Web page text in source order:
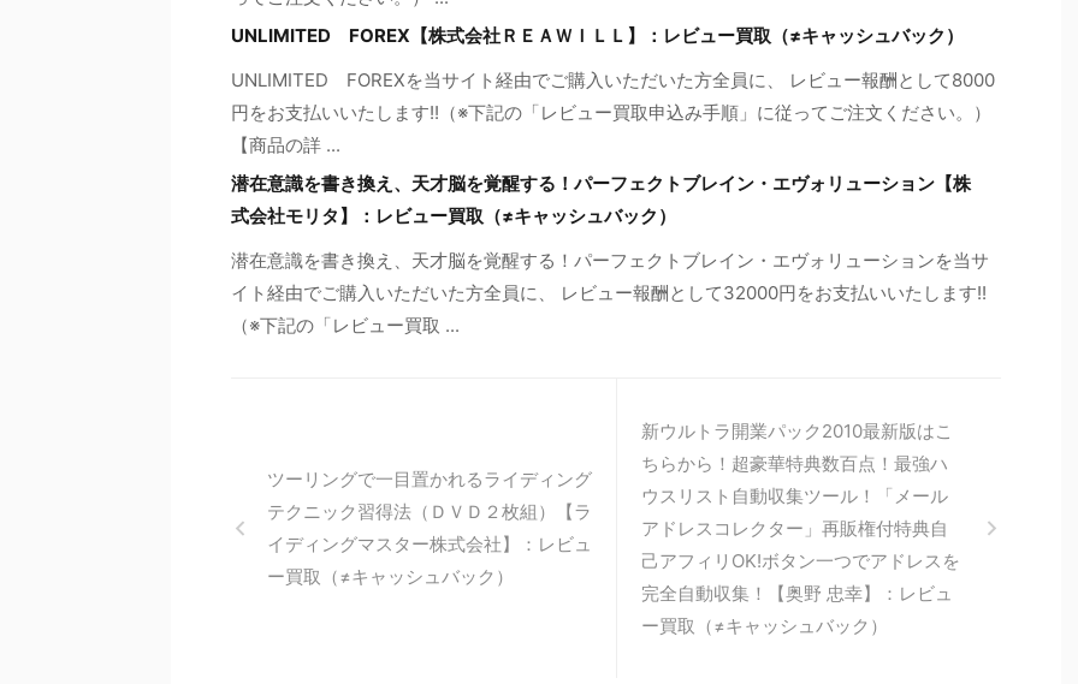
UNLIMITED FOREX【株式会社ＲＥＡＷＩＬＬ】：レビュー買取（≠キャッシュバック）
UNLIMITED FOREXを当サイト経由でご購入いただいた方全員に、 レビュー報酬として8000
円をお支払いいたします!!（※下記の「レビュー買取申込み手順」に従ってご注文ください。）
【商品の詳 ...
潜在意識を書き換え、天才脳を覚醒する！パーフェクトブレイン・エヴォリューション【株
式会社モリタ】：レビュー買取（≠キャッシュバック）
潜在意識を書き換え、天才脳を覚醒する！パーフェクトブレイン・エヴォリューションを当サ
イト経由でご購入いただいた方全員に、 レビュー報酬として32000円をお支払いいたします!!
（※下記の「レビュー買取 ...
ツーリングで一目置かれるライディング
テクニック習得法（ＤＶＤ２枚組）【ラ
イディングマスター株式会社】：レビュ
ー買取（≠キャッシュバック）
新ウルトラ開業パック2010最新版はこ
ちらから！超豪華特典数百点！最強ハ
ウスリスト自動収集ツール！「メール
アドレスコレクター」再販権付特典自
己アフィリOK!ボタン一つでアドレスを
完全自動収集！【奥野 忠幸】：レビュ
ー買取（≠キャッシュバック）